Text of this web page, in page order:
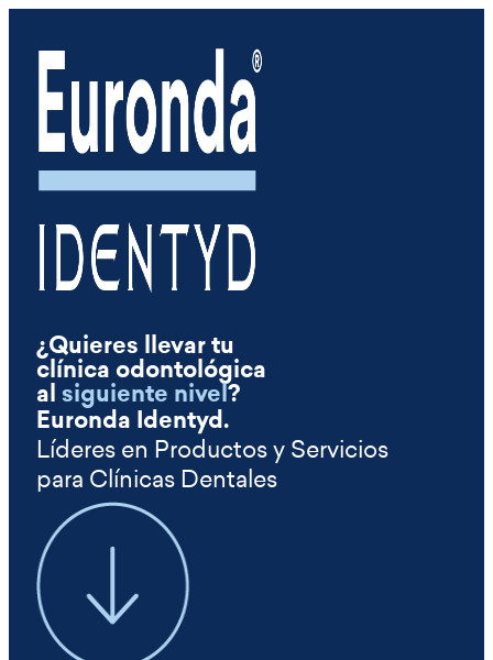
¿Quieres llevar tu
clínica odontológica
al siguiente nivel?
Euronda Identyd.
Líderes en Productos y Servicios
para Clínicas Dentales